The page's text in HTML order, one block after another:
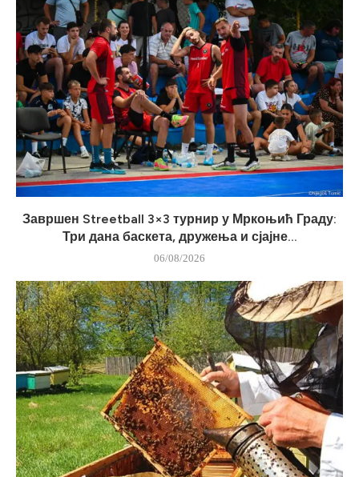
Завршен Streetball 3×3 турнир у Мркоњић Граду:
Три дана баскета, дружења и сјајне...
06/08/2026